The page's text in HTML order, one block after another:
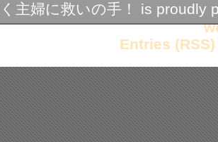
主婦に救いの手！ is proudly
Entries (RSS)